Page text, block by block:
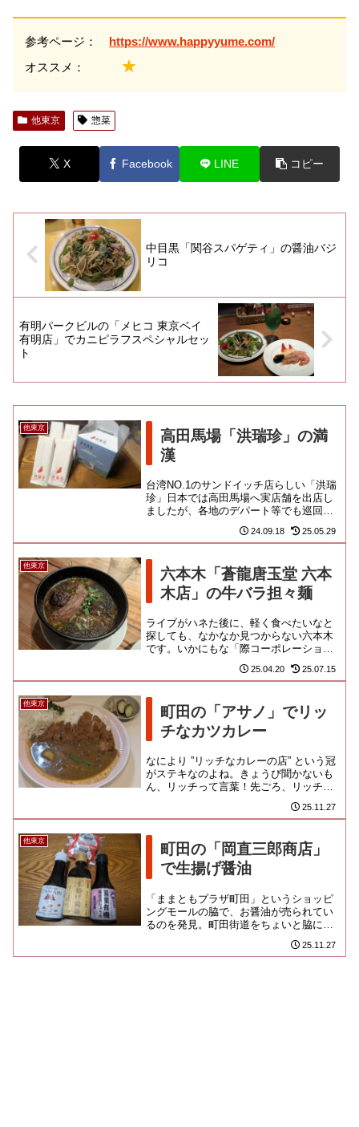
参考ページ： https://www.happyyume.com/
オススメ： ★
他東京 惣菜
X Facebook LINE コピー
中目黒「関谷スパゲティ」の醤油バジ
リコ
有明パークビルの「メヒコ 東京ベイ
有明店」でカニピラフスペシャルセッ
ト
他東京
高田馬場「洪瑞珍」の満
漢
台湾NO.1のサンドイッチ店らしい「洪瑞
珍」日本では高田馬場へ実店舗を出店し
ましたが、各地のデパート等でも巡回販
売を行っておるようですよ。あ！ こ
れ、SNSでみたことあるや...
24.09.18 25.05.29
他東京
六本木「蒼龍唐玉堂 六本
木店」の牛バラ担々麺
ライブがハネた後に、軽く食べたいなと
探しても、なかなか見つからない六本木
です。いかにもな「際コーポレーショ
ン」なのよ。ただ、厨房やスタッフは向
こうの人っぽいし、カウンターの...
25.04.20 25.07.15
他東京
町田の「アサノ」でリッ
チなカツカレー
なにより ”リッチなカレーの店” という冠
がステキなのよね。きょうび聞かないも
ん、リッチって言葉！先ごろ、リッチの
欠片も落ちていない仲見世商店街から町
25.11.27
他東京
町田の「岡直三郎商店」
で生揚げ醤油
「ままともプラザ町田」というショッピ
ングモールの脇で、お醤油が売られてい
るのを発見。町田街道をちょいと脇に入
った場所ですよ。1787年創業という老舗
25.11.27